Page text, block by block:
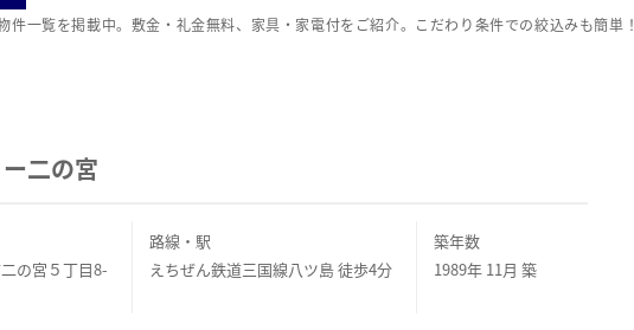
二の宮
の宮５丁目8-
路線・駅
えちぜん鉄道三国線八ツ島 徒歩4分
築年数
1989年 11月 築
一覧を掲載中。敷金・礼金無料、家具・家電付をご紹介。こだわり条件での絞込みも簡単！